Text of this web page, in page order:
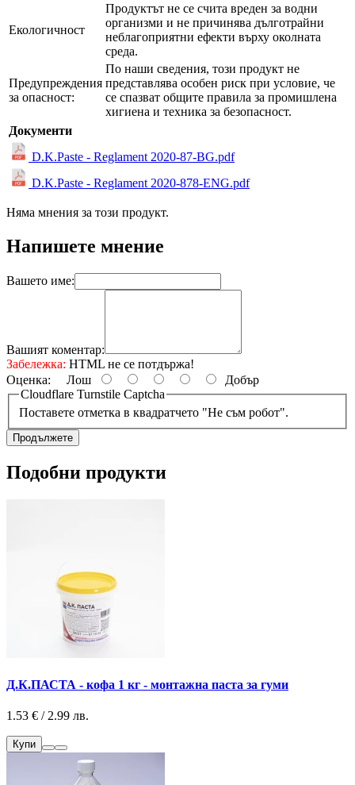
Екологичност
Продуктът не се счита вреден за водни
организми и не причинява дълготрайни
неблагоприятни ефекти върху околната
среда.
Предупреждения
за опасност:
По наши сведения, този продукт не
представлява особен риск при условие, че
се спазват общите правила за промишлена
хигиена и техника за безопасност.
Документи
D.K.Paste - Reglament 2020-87-BG.pdf
D.K.Paste - Reglament 2020-878-ENG.pdf
Няма мнения за този продукт.
Напишете мнение
Вашето име:
Вашият коментар:
Забележка: HTML не се потдържа!
Оценка: Лош
Добър
Cloudflare Turnstile Captcha
Поставете отметка в квадратчето "Не съм робот".
Продължете
Подобни продукти
Д.К.ПАСТА - кофа 1 кг - монтажна паста за гуми
1.53 € / 2.99 лв.
Купи